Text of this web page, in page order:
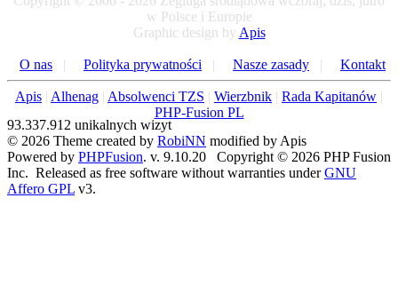
w Polsce i Europie
Graphic design by Apis
O nas | Polityka prywatności | Nasze zasady | Kontakt
Apis | Alhenag | Absolwenci TZS | Wierzbnik | Rada Kapitanów |
PHP-Fusion PL
93.337.912 unikalnych wizyt
© 2026 Theme created by RobiNN modified by Apis
Powered by PHPFusion. v. 9.10.20 Copyright © 2026 PHP Fusion
Inc. Released as free software without warranties underGNU
Affero GPL v3.